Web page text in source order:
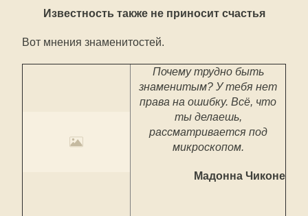
Известность также не приносит счастья
Вот мнения знаменитостей.
Почему трудно быть
знаменитым? У тебя нет
права на ошибку. Всё, что
ты делаешь,
рассматривается под
микроскопом.
Мадонна Чиконе